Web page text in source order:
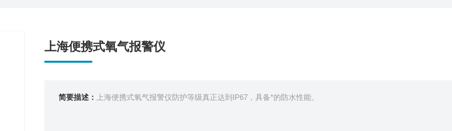
上海便携式氧气报警仪
简要描述： 上海便携式氧气报警仪防护等级真正达到IP67，具备*的防水性能。